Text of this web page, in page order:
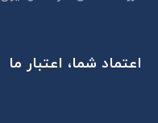
اعتماد شما، اعتبار ما